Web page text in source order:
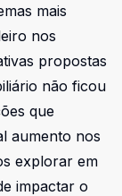
mais
nos
propostas
não ficou
que
aumento nos
explorar em
impactar o